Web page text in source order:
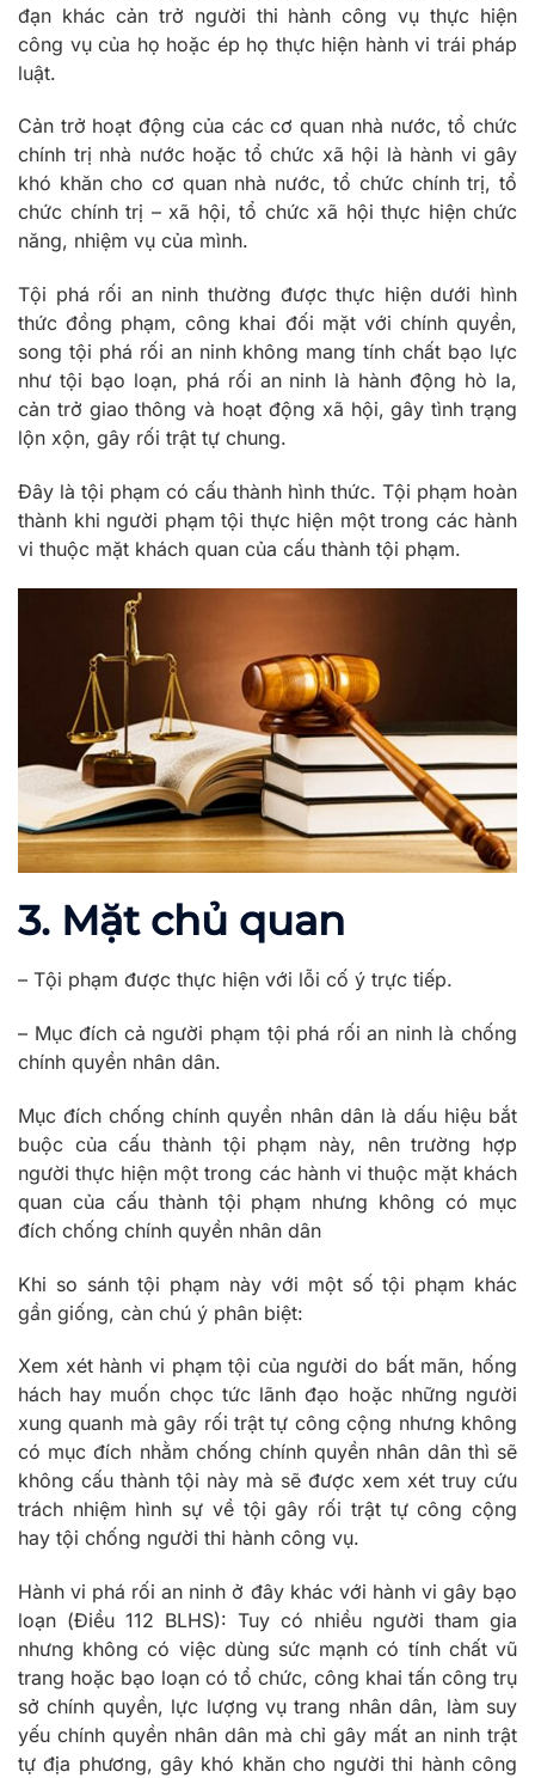
đạn khác cản trở người thi hành công vụ thực hiện
công vụ của họ hoặc ép họ thực hiện hành vi trái pháp
luật.
Cản trở hoạt động của các cơ quan nhà nước, tổ chức
chính trị nhà nước hoặc tổ chức xã hội là hành vi gây
khó khăn cho cơ quan nhà nước, tổ chức chính trị, tổ
chức chính trị – xã hội, tổ chức xã hội thực hiện chức
năng, nhiệm vụ của mình.
Tội phá rối an ninh thường được thực hiện dưới hình
thức đồng phạm, công khai đối mặt với chính quyền,
song tội phá rối an ninh không mang tính chất bạo lực
như tội bạo loạn, phá rối an ninh là hành động hò la,
cản trở giao thông và hoạt động xã hội, gây tình trạng
lộn xộn, gây rối trật tự chung.
Đây là tội phạm có cấu thành hình thức. Tội phạm hoàn
thành khi người phạm tội thực hiện một trong các hành
vi thuộc mặt khách quan của cấu thành tội phạm.
3. Mặt chủ quan
– Tội phạm được thực hiện với lỗi cố ý trực tiếp.
– Mục đích cả người phạm tội phá rối an ninh là chống
chính quyền nhân dân.
Mục đích chống chính quyền nhân dân là dấu hiệu bắt
buộc của cấu thành tội phạm này, nên trường hợp
người thực hiện một trong các hành vi thuộc mặt khách
quan của cấu thành tội phạm nhưng không có mục
đích chống chính quyền nhân dân
Khi so sánh tội phạm này với một số tội phạm khác
gần giống, càn chú ý phân biệt:
Xem xét hành vi phạm tội của người do bất mãn, hống
hách hay muốn chọc tức lãnh đạo hoặc những người
xung quanh mà gây rối trật tự công cộng nhưng không
có mục đích nhằm chống chính quyền nhân dân thì sẽ
không cấu thành tội này mà sẽ được xem xét truy cứu
trách nhiệm hình sự về tội gây rối trật tự công cộng
hay tội chống người thi hành công vụ.
Hành vi phá rối an ninh ở đây khác với hành vi gây bạo
loạn (Điều 112 BLHS): Tuy có nhiều người tham gia
nhưng không có việc dùng sức mạnh có tính chất vũ
trang hoặc bạo loạn có tổ chức, công khai tấn công trụ
sở chính quyền, lực lượng vụ trang nhân dân, làm suy
yếu chính quyền nhân dân mà chỉ gây mất an ninh trật
tự địa phương, gây khó khăn cho người thi hành công